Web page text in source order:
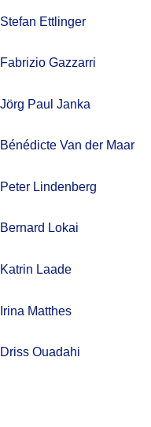
Stefan Ettlinger
Fabrizio Gazzarri
Jörg Paul Janka
Bénédicte Van der Maar
Peter Lindenberg
Bernard Lokai
Katrin Laade
Irina Matthes
Driss Ouadahi